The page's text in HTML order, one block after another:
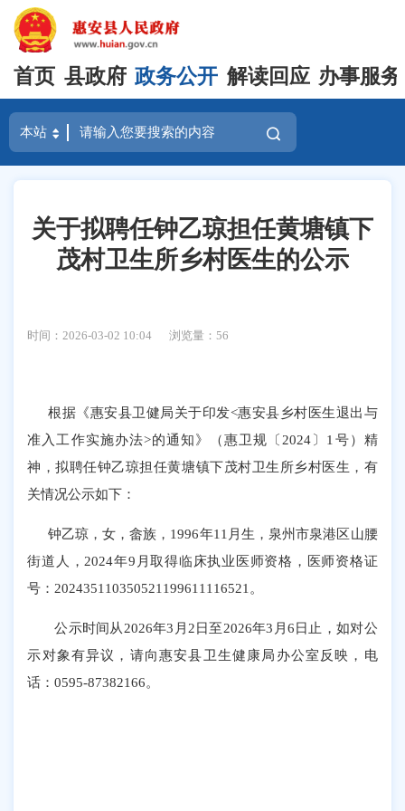
首页 县政府 政务公开 解读回应 办事服务
关于拟聘任钟乙琼担任黄塘镇下
茂村卫生所乡村医生的公示
时间：2026-03-02 10:04 浏览量：56
根据 《惠安县卫健局关于印发<惠安县乡村医生退出与
准入工作实施办法>的通知》（惠卫规 〔 2024〕 1号） 精
神，拟聘任钟乙琼担任黄塘镇下茂村卫生所乡村医生，有
关情况公示如下：
钟乙琼，女，畲族， 1996年11月生，泉州市泉港区山腰
街道人，2024年9月取得临床执业医师资格，医师资格证
号：202435110350521199611116521。
公示时间从 2026年3 月 2日至2026年3 月6日止，如对公
示对象有异议，请向惠安县卫生健康局办公室反映，电
话：0595-87382166。